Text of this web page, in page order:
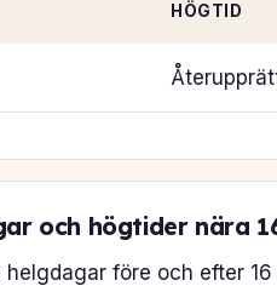
HÖGTID
och högtider nära
helgdagar före och efter